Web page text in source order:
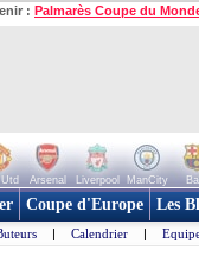
: Palmarès Coupe du
Arsenal Liverpool ManCity
Coupe d'Europe Les
| Calendrier |